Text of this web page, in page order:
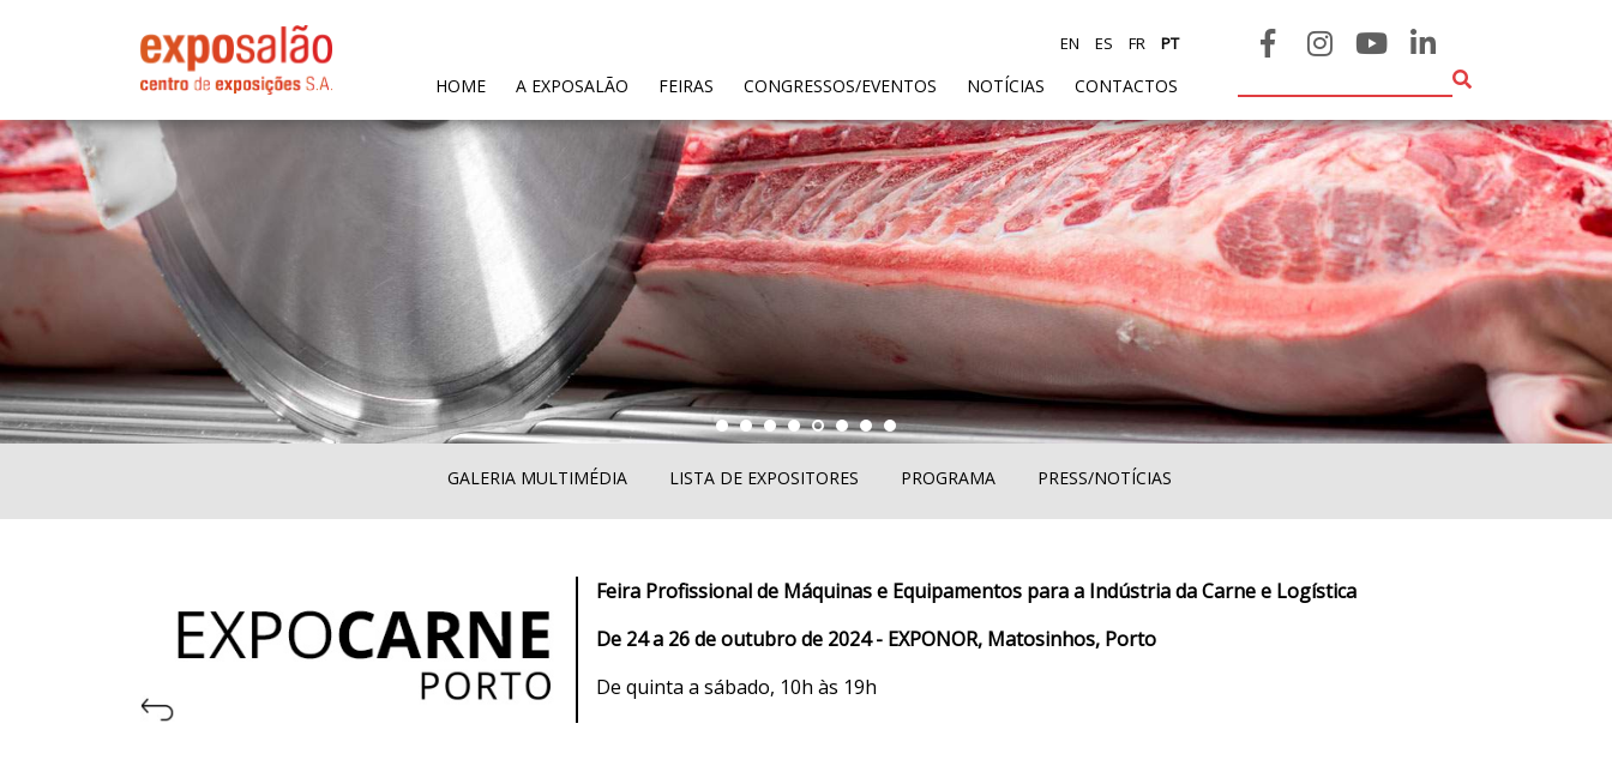
HOME(CURRENT)
A EXPOSALÃO FEIRAS CONGRESSOS/EVENTOS NOTÍCIAS CONTACTOS
EN ES FR PT
GALERIA MULTIMÉDIA LISTA DE EXPOSITORES PROGRAMA PRESS/NOTÍCIAS
Feira Profissional de Máquinas e Equipamentos para a Indústria da Carne e Logística
De 24 a 26 de outubro de 2024 - EXPONOR, Matosinhos, Porto
De quinta a sábado, 10h às 19h